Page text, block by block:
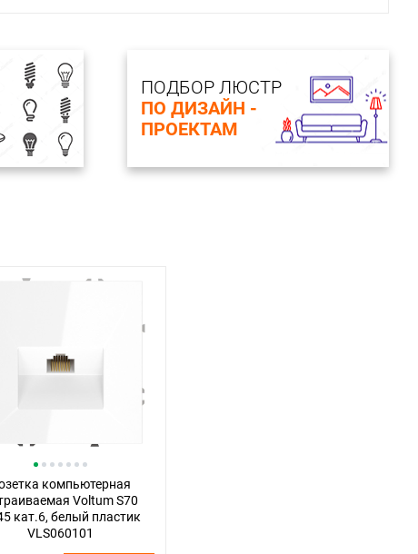
ПОДБОР ЛЮСТР
ПО ДИЗАЙН -
ПРОЕКТАМ
компьютерная
Voltum S70
кат.6, белый пластик
VLS060101